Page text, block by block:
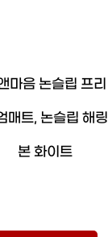
마음 논슬립 프리
매트, 논슬립 해링
본 화이트